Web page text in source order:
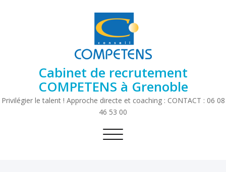
Cabinet de recrutement
COMPETENS à Grenoble
Privilégier le talent ! Approche directe et coaching : CONTACT : 06 08
46 53 00
Toggle